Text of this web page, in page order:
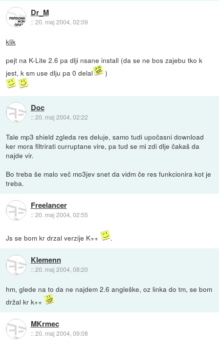
Dr_M
::20. maj 2004, 02:09
klik
pejt na K-Lite 2.6 pa dlji nsane install (da se ne bos zajebu tko k
jest, k sm use dlju pa 0 delal
)
Doc
::20. maj 2004, 02:22
Tale mp3 shield zgleda res deluje, samo tudi upočasni download
ker mora filtrirati curruptane vire, pa tud se mi zdi dlje čakaš da
najde vir.
Bo treba še malo več mo3jev snet da vidm če res funkcionira kot je
treba.
Freelancer
::20. maj 2004, 02:55
Js se bom kr drzal verzije K++ .
Klemenn
::20. maj 2004, 08:20
hm, glede na to da ne najdem 2.6 angleške, oz linka do tm, se bom
držal kr k++
MKrmec
::20. maj 2004, 09:08